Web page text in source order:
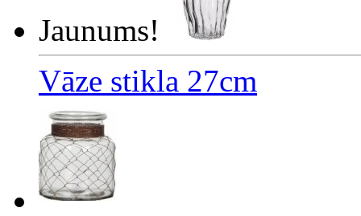
Jaunums!
Vāze stikla 27cm